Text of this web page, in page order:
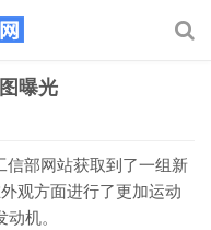
曝光
部网站获取到了一组新
观方面进行了更加运动
机。